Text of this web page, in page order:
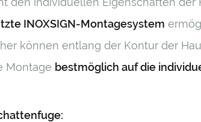
INOXSIGN-Montagesystem
können entlang der Kontur der
Montage bestmöglich auf die